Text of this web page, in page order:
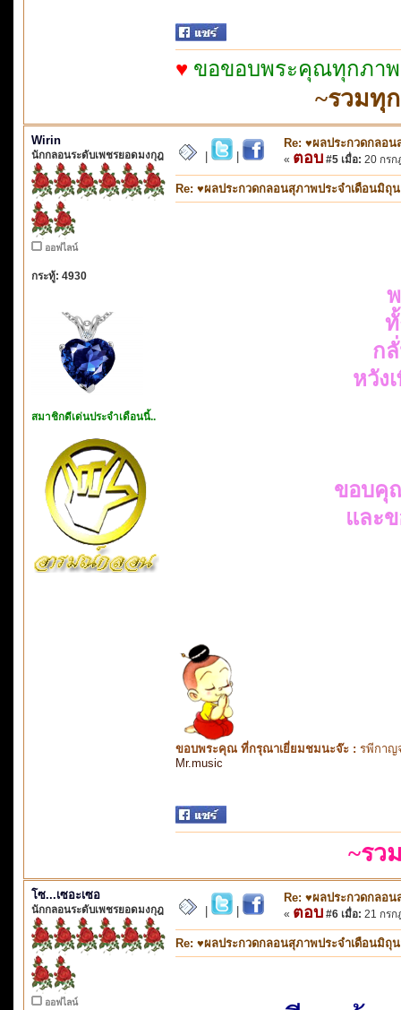
♥ ขอขอบพระคุณทุกภาพ
~รวมทุ
Wirin
นักกลอนระดับเพชรยอดมงกุฎ
ออฟไลน์
กระทู้: 4930
สมาชิกดีเด่นประจำเดือนนี้..
Re: ♥ผลประกวดกลอ
« ตอบ #5 เมื่อ: 20 กรก
Re: ♥ผลประกวดกลอนสุภาพประจำเดือน
ก
หวัง
ขอบคุ
และ
ขอบพระคุณ ที่กรุณาเยี่ยมชมนะจ๊ะ : รพีกาญ
Mr.music
~รว
โซ...เซอะเซอ
นักกลอนระดับเพชรยอดมงกุฎ
ออฟไลน์
Re: ♥ผลประกวดกลอ
« ตอบ #6 เมื่อ: 21 กรก
Re: ♥ผลประกวดกลอนสุภาพประจำเดือน